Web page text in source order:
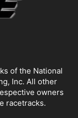
of the National
Inc. All other
owners
racetracks.